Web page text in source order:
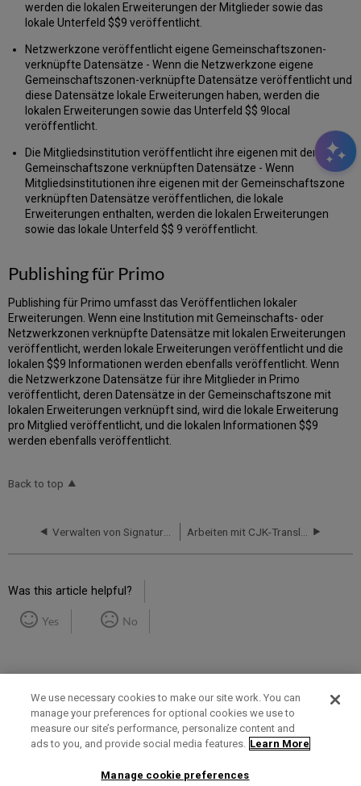
werden die lokalen Erweiterungen der Mitglieder sowie das
lokale Unterfeld $$9 veröffentlicht.
Netzwerkzone veröffentlicht eigene Gemeinschaftszonen-
verknüpfte Datensätze - Wenn die Netzwerkzone eigene
Gemeinschaftszonen-verknüpfte Datensätze veröffentlicht und
diese Datensätze lokale Erweiterungen haben, werden die
lokalen Erweiterungen sowie das Unterfeld $$ 9local
veröffentlicht.
Die Mitgliedsinstitution veröffentlicht ihre eigenen mit der
Gemeinschaftszone verknüpften Datensätze - Wenn
Mitgliedsinstitutionen ihre eigenen mit der Gemeinschaftszone
verknüpften Datensätze veröffentlichen, die lokale
Erweiterungen enthalten, werden die lokalen Erweiterungen
sowie das lokale Unterfeld $$ 9 veröffentlicht.
Publishing für Primo
Publishing für Primo umfasst das Veröffentlichen lokaler
Erweiterungen. Wenn eine Institution mit Gemeinschafts- oder
Netzwerkzonen verknüpfte Datensätze mit lokalen Erweiterungen
veröffentlicht, werden lokale Erweiterungen veröffentlicht und die
lokalen $$9 Informationen werden ebenfalls veröffentlicht. Wenn
die Netzwerkzone Datensätze für ihre Mitglieder in Primo
veröffentlicht, deren Datensätze in der Gemeinschaftszone mit
lokalen Erweiterungen verknüpft sind, wird die lokale Erweiterung
pro Mitglied veröffentlicht, und die lokalen Informationen $$9
werden ebenfalls veröffentlicht.
Back to top
Verwalten von Signatur-Duplikationen Arbeiten mit CJK-Transliterationen in der Katalogisierung
Was this article helpful?
Yes No
Term of Use Privacy Policy Contact Us
We use necessary cookies to make our site work. You can
manage your preferences for optional cookies we use to
measure our site’s performance, personalize content and
ads to you, and provide social media features. Learn More
Manage cookie preferences